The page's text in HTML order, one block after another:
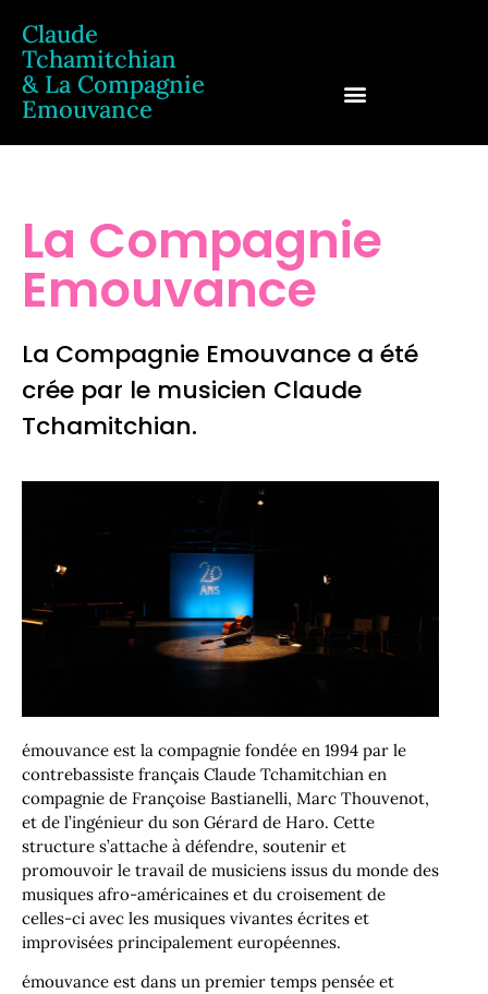
Claude
Tchamitchian
& La Compagnie
Emouvance
La Compagnie
Emouvance
La Compagnie Emouvance a été
crée par le musicien Claude
Tchamitchian.
émouvance est la compagnie fondée en 1994 par le
contrebassiste français Claude Tchamitchian en
compagnie de Françoise Bastianelli, Marc Thouvenot,
et de l’ingénieur du son Gérard de Haro. Cette
structure s’attache à défendre, soutenir et
promouvoir le travail de musiciens issus du monde des
musiques afro-américaines et du croisement de
celles-ci avec les musiques vivantes écrites et
improvisées principalement européennes.
émouvance est dans un premier temps pensée et